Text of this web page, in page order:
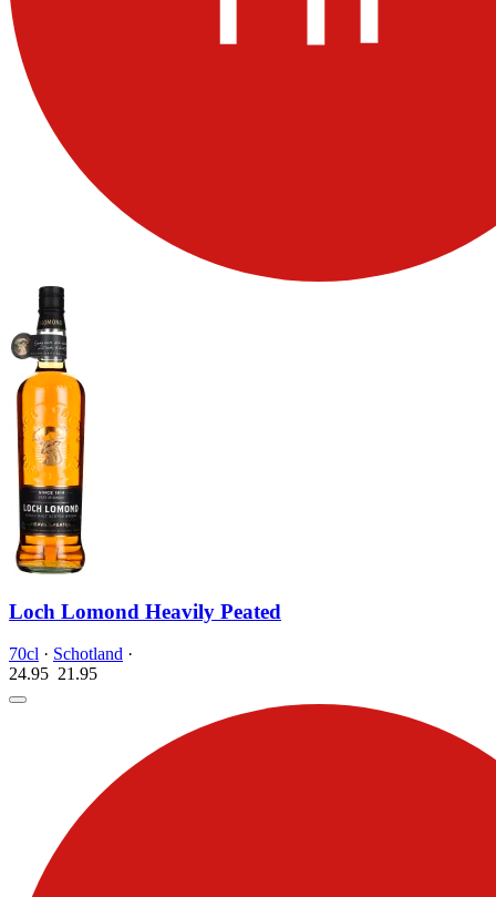
Loch Lomond Heavily Peated
70cl · Schotland ·
24.95 21.95